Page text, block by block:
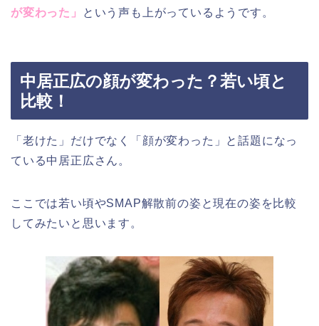
が変わった」
という声も上がっているようです。
中居正広の顔が変わった？若い頃と
比較！
「老けた」だけでなく「顔が変わった」と話題になっ
ている中居正広さん。
ここでは若い頃やSMAP解散前の姿と現在の姿を比較
してみたいと思います。